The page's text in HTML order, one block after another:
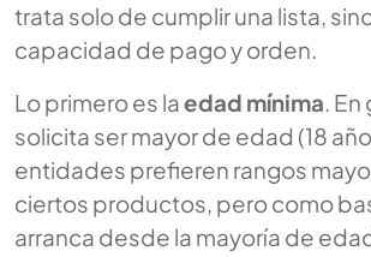
trata solo de cumplir una lista,
capacidad de pago y orden.
Lo primero es laedad mínima.
solicita ser mayor de edad (18
entidades prefieren rangos
ciertos productos, pero como
arranca desde la mayoría de